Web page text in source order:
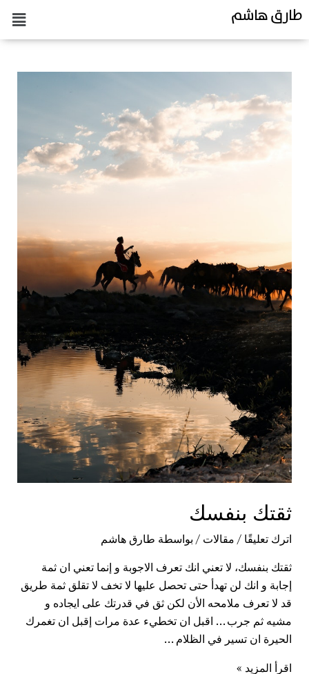
طارق هاشم
ثقتك بنفسك
اترك تعليقًا / مقالات / بواسطة طارق هاشم
ثقتك بنفسك، لا تعني انك تعرف الاجوبة و إنما تعني ان ثمة
إجابة و انك لن تهدأ حتى تحصل عليها لا تخف لا تقلق ثمة طريق
قد لا تعرف ملامحه الأن لكن ثق في قدرتك على ايجاده و
مشيه ثم جرب … اقبل ان تخطيء عدة مرات إقبل ان تغمرك
الحيرة ان تسير في الظلام …
اقرأ المزيد »